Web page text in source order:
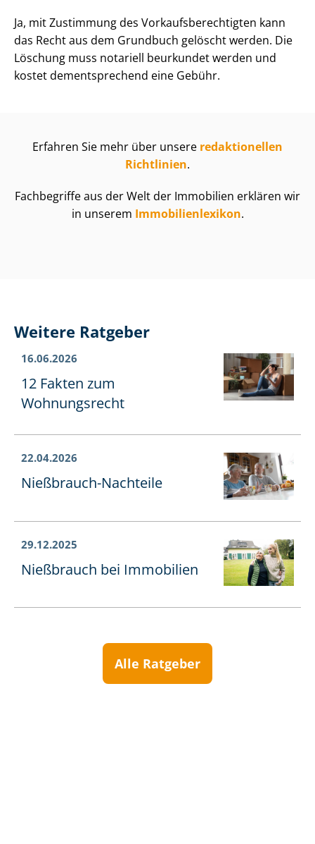
Ja, mit Zustimmung des Vor­kaufs­be­rech­tig­ten kann
das Recht aus dem Grundbuch gelöscht werden. Die
Löschung muss notariell beurkundet werden und
kostet dementsprechend eine Gebühr.
Erfahren Sie mehr über unsere redaktionellen
Richtlinien.
Fachbegriffe aus der Welt der Immobilien erklären wir
in unserem Im­mo­bi­li­en­le­xi­kon.
Weitere Ratgeber
16.06.2026
12 Fakten zum
Wohnungsrecht
22.04.2026
Nießbrauch-Nachteile
29.12.2025
Nießbrauch bei Immobilien
Alle Ratgeber